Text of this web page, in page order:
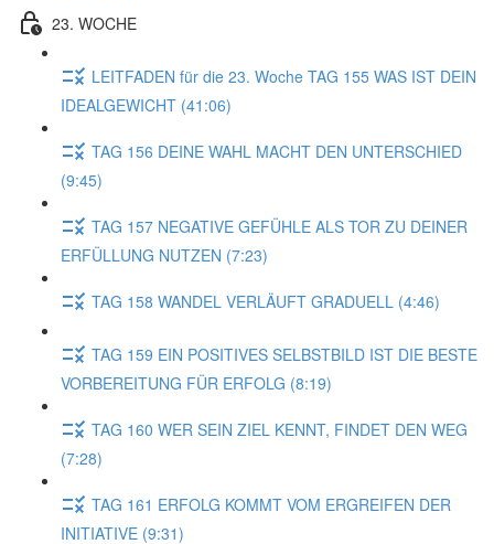
23. WOCHE
LEITFADEN für die 23. Woche TAG 155 WAS IST DEIN
IDEALGEWICHT (41:06)
TAG 156 DEINE WAHL MACHT DEN UNTERSCHIED
(9:45)
TAG 157 NEGATIVE GEFÜHLE ALS TOR ZU DEINER
ERFÜLLUNG NUTZEN (7:23)
TAG 158 WANDEL VERLÄUFT GRADUELL (4:46)
TAG 159 EIN POSITIVES SELBSTBILD IST DIE BESTE
VORBEREITUNG FÜR ERFOLG (8:19)
TAG 160 WER SEIN ZIEL KENNT, FINDET DEN WEG
(7:28)
TAG 161 ERFOLG KOMMT VOM ERGREIFEN DER
INITIATIVE (9:31)